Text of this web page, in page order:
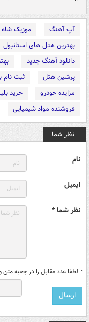
آپ آهنگ موزیک شاه
بهترین هتل های استانبول
دانلود آهنگ جدید
پرشین هتل
ثبت نام
مزایده خودرو
خرید
فروشنده مواد شیمیایی
نظر شما
نام
ایمیل
نظر شما *
* لطفا عدد مقابل را در جعبه متن